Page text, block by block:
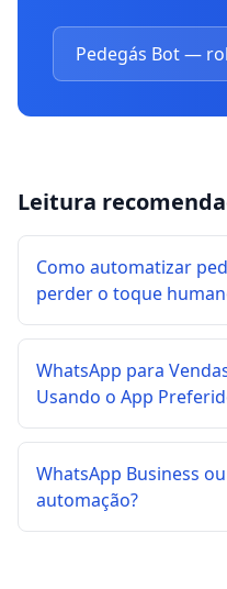
Pedegás Bot —
Leitura
Como automatizar
perder o toque
WhatsApp para
Usando o App
WhatsApp Business
automação?